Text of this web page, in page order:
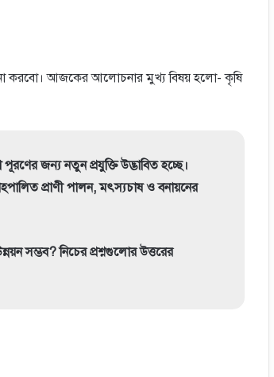
করবো। আজকের আলোচনার মুখ্য বিষয় হলো- কৃষি
পূরণের জন্য নতুন প্রযুক্তি উদ্ভাবিত হচ্ছে।
প্রাণী পালন, মৎস্যচাষ ও বনায়নের
সম্ভব? নিচের প্রশ্নগুলোর উত্তরের